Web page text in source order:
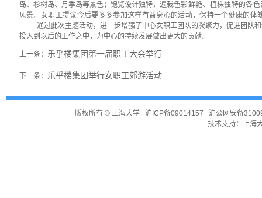
岛、杉树岛、月季岛等景色；饱览设计独特，遍栽色彩鲜艳、植株独特的各
风景。女职工提议今后要多多参加这样有益身心的活动，保持一个健康的
通过此次主题活动，进一步增强了中心女职工团队的凝聚力，促进团队
投入到以后的工作之中，为中心的持续发展做出更大的贡献。
上一条： 乐乎楼集团第一届职工大会举行
下一条： 乐乎楼集团举行女职工郊游活动
版权所有 ©上海大学 沪ICP备09014157
沪公网安备
技术支持： 上海